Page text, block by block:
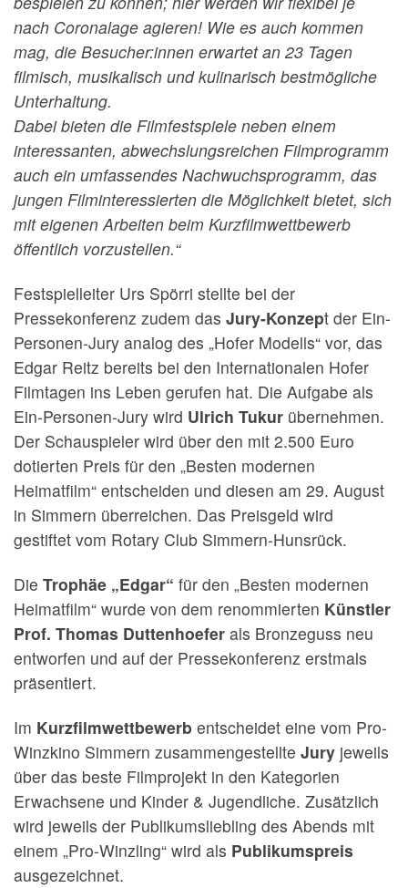
nach Coronalage agieren! Wie es auch kommen
mag, die Besucher:innen erwartet an 23 Tagen
filmisch, musikalisch und kulinarisch bestmögliche
Unterhaltung.
Dabei bieten die Filmfestspiele neben einem
interessanten, abwechslungsreichen Filmprogramm
auch ein umfassendes Nachwuchsprogramm, das
jungen Filminteressierten die Möglichkeit bietet, sich
mit eigenen Arbeiten beim Kurzfilmwettbewerb
öffentlich vorzustellen.“
Festspielleiter Urs Spörri stellte bei der
Pressekonferenz zudem das Jury-Konzept der Ein-
Personen-Jury analog des „Hofer Modells“ vor, das
Edgar Reitz bereits bei den Internationalen Hofer
Filmtagen ins Leben gerufen hat. Die Aufgabe als
Ein-Personen-Jury wird Ulrich Tukur übernehmen.
Der Schauspieler wird über den mit 2.500 Euro
dotierten Preis für den „Besten modernen
Heimatfilm“ entscheiden und diesen am 29. August
in Simmern überreichen. Das Preisgeld wird
gestiftet vom Rotary Club Simmern-Hunsrück.
Die Trophäe „Edgar“ für den „Besten modernen
Heimatfilm“ wurde von dem renommierten Künstler
Prof. Thomas Duttenhoefer als Bronzeguss neu
entworfen und auf der Pressekonferenz erstmals
präsentiert.
Im Kurzfilmwettbewerb entscheidet eine vom Pro-
Winzkino Simmern zusammengestellte Jury jeweils
über das beste Filmprojekt in den Kategorien
Erwachsene und Kinder & Jugendliche. Zusätzlich
wird jeweils der Publikumsliebling des Abends mit
einem „Pro-Winzling“ wird als Publikumspreis
ausgezeichnet.